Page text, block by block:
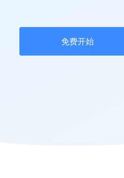
免费开始